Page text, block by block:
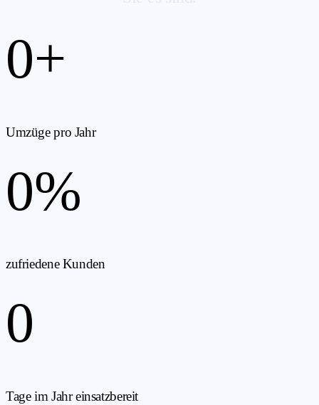
0+
Umzüge pro Jahr
0%
zufriedene Kunden
0
Tage im Jahr einsatzbereit